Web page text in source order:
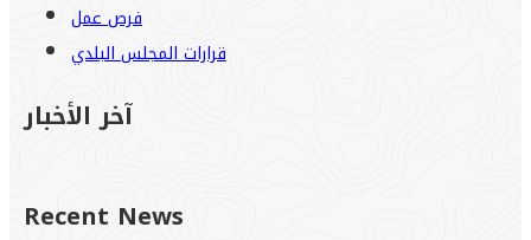
فرص عمل
قرارات المجلس البلدي
آخر الأخبار
Recent News